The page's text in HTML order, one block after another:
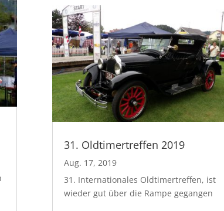
31. Oldtimertreffen 2019
Aug. 17, 2019
31. Internationales Oldtimertreffen, ist
wieder gut über die Rampe gegangen